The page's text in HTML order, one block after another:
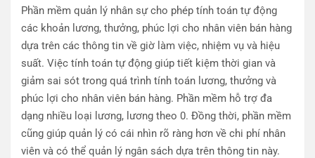
Phần mềm quản lý nhân sự cho phép tính toán tự động
các khoản lương, thưởng, phúc lợi cho nhân viên bán hàng
dựa trên các thông tin về giờ làm việc, nhiệm vụ và hiệu
suất. Việc tính toán tự động giúp tiết kiệm thời gian và
giảm sai sót trong quá trình tính toán lương, thưởng và
phúc lợi cho nhân viên bán hàng. Phần mềm hỗ trợ đa
dạng nhiều loại lương, lương theo 0. Đồng thời, phần mềm
cũng giúp quản lý có cái nhìn rõ ràng hơn về chi phí nhân
viên và có thể quản lý ngân sách dựa trên thông tin này.